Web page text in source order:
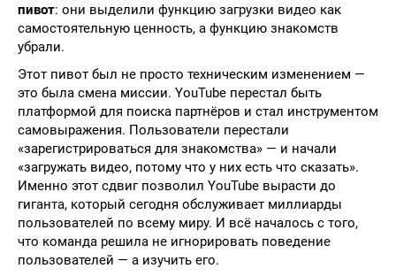
пивот: они выделили функцию загрузки видео как
самостоятельную ценность, а функцию знакомств
убрали.
Этот пивот был не просто техническим изменением —
это была смена миссии. YouTube перестал быть
платформой для поиска партнёров и стал инструментом
самовыражения. Пользователи перестали
«зарегистрироваться для знакомства» — и начали
«загружать видео, потому что у них есть что сказать».
Именно этот сдвиг позволил YouTube вырасти до
гиганта, который сегодня обслуживает миллиарды
пользователей по всему миру. И всё началось с того,
что команда решила не игнорировать поведение
пользователей — а изучить его.